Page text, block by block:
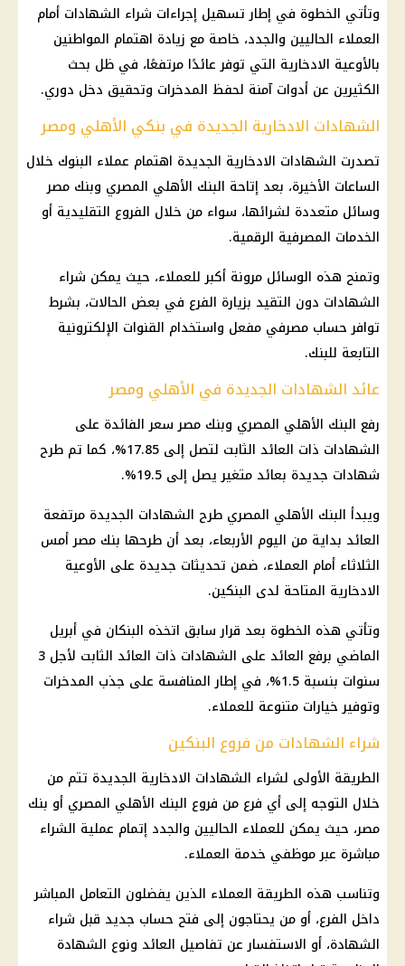
وتأتي الخطوة في إطار تسهيل إجراءات شراء الشهادات أمام
العملاء الحاليين والجدد، خاصة مع زيادة اهتمام المواطنين
بالأوعية الادخارية التي توفر عائدًا مرتفعًا، في ظل بحث
الكثيرين عن أدوات آمنة لحفظ المدخرات وتحقيق دخل دوري.
الشهادات الادخارية الجديدة في بنكي الأهلي ومصر
تصدرت الشهادات الادخارية الجديدة اهتمام عملاء البنوك خلال
الساعات الأخيرة، بعد إتاحة البنك الأهلي المصري وبنك مصر
وسائل متعددة لشرائها، سواء من خلال الفروع التقليدية أو
الخدمات المصرفية الرقمية.
وتمنح هذه الوسائل مرونة أكبر للعملاء، حيث يمكن شراء
الشهادات دون التقيد بزيارة الفرع في بعض الحالات، بشرط
توافر حساب مصرفي مفعل واستخدام القنوات الإلكترونية
التابعة للبنك.
عائد الشهادات الجديدة في الأهلي ومصر
رفع البنك الأهلي المصري وبنك مصر سعر الفائدة على
الشهادات ذات العائد الثابت لتصل إلى 17.85%، كما تم طرح
شهادات جديدة بعائد متغير يصل إلى 19.5%.
ويبدأ البنك الأهلي المصري طرح الشهادات الجديدة مرتفعة
العائد بداية من اليوم الأربعاء، بعد أن طرحها بنك مصر أمس
الثلاثاء أمام العملاء، ضمن تحديثات جديدة على الأوعية
الادخارية المتاحة لدى البنكين.
وتأتي هذه الخطوة بعد قرار سابق اتخذه البنكان في أبريل
الماضي برفع العائد على الشهادات ذات العائد الثابت لأجل 3
سنوات بنسبة 1.5%، في إطار المنافسة على جذب المدخرات
وتوفير خيارات متنوعة للعملاء.
شراء الشهادات من فروع البنكين
الطريقة الأولى لشراء الشهادات الادخارية الجديدة تتم من
خلال التوجه إلى أي فرع من فروع البنك الأهلي المصري أو بنك
مصر، حيث يمكن للعملاء الحاليين والجدد إتمام عملية الشراء
مباشرة عبر موظفي خدمة العملاء.
وتناسب هذه الطريقة العملاء الذين يفضلون التعامل المباشر
داخل الفرع، أو من يحتاجون إلى فتح حساب جديد قبل شراء
الشهادة، أو الاستفسار عن تفاصيل العائد ونوع الشهادة